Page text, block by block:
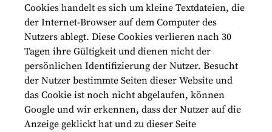
Cookies handelt es sich um kleine Textdateien, die
der Internet-Browser auf dem Computer des
Nutzers ablegt. Diese Cookies verlieren nach 30
Tagen ihre Gültigkeit und dienen nicht der
persönlichen Identifizierung der Nutzer. Besucht
der Nutzer bestimmte Seiten dieser Website und
das Cookie ist noch nicht abgelaufen, können
Google und wir erkennen, dass der Nutzer auf die
Anzeige geklickt hat und zu dieser Seite